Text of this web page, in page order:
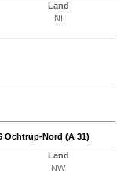
Land
NI
Ochtrup-Nord (A 31)
Land
NW